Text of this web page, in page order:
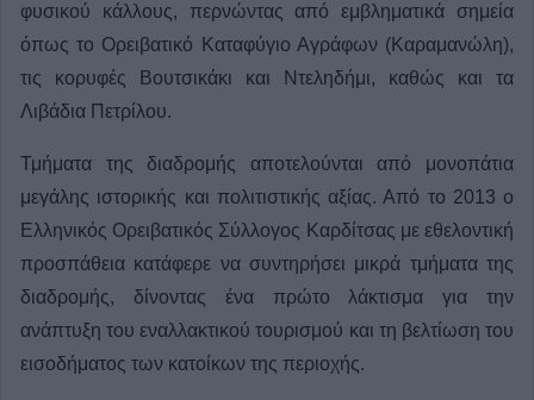
φυσικού κάλλους, περνώντας από εμβληματικά σημεία
όπως το Ορειβατικό Καταφύγιο Αγράφων (Καραμανώλη),
τις κορυφές Βουτσικάκι και Ντεληδήμι, καθώς και τα
Λιβάδια Πετρίλου.
Τμήματα της διαδρομής αποτελούνται από μονοπάτια
μεγάλης ιστορικής και πολιτιστικής αξίας. Από το 2013 ο
Ελληνικός Ορειβατικός Σύλλογος Καρδίτσας με εθελοντική
προσπάθεια κατάφερε να συντηρήσει μικρά τμήματα της
διαδρομής, δίνοντας ένα πρώτο λάκτισμα για την
ανάπτυξη του εναλλακτικού τουρισμού και τη βελτίωση του
εισοδήματος των κατοίκων της περιοχής.